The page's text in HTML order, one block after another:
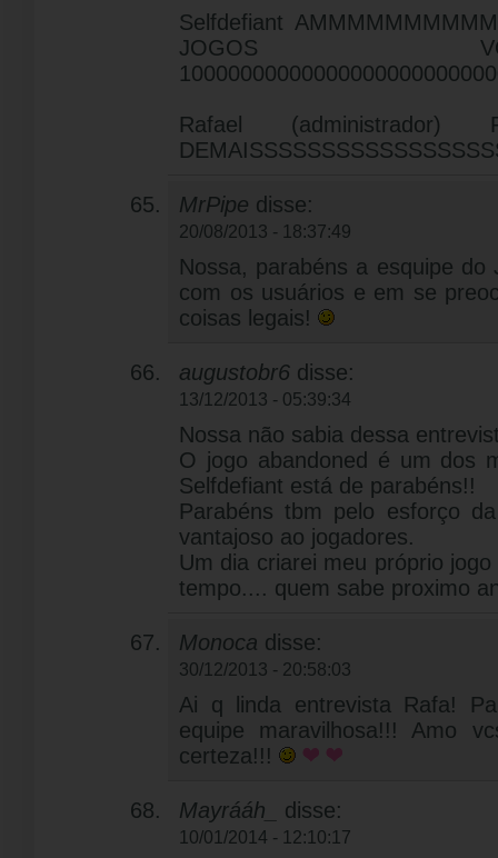
Selfdefiant
JOGOS
Rafael (administrador)
MrPipe disse:
20/08/2013 - 18:37:49
Nossa, parabéns a esquipe
com os usuários e em se
coisas legais!
augustobr6 disse:
13/12/2013 - 05:39:34
Nossa não sabia dessa
O jogo abandoned é um dos
Selfdefiant está de parabéns!!
Parabéns tbm pelo esforço
vantajoso ao jogadores.
Um dia criarei meu próprio
tempo.... quem sabe proximo
Monoca disse:
30/12/2013 - 20:58:03
Ai q linda entrevista Rafa!
equipe maravilhosa!!! Amo
certeza!!!
Mayrááh_ disse:
10/01/2014 - 12:10:17